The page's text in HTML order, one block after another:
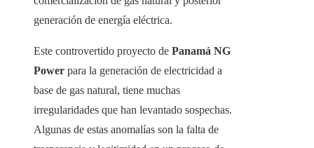
generación de energía eléctrica.
Este controvertido proyecto de Panamá NG
Power para la generación de electricidad a
base de gas natural, tiene muchas
irregularidades que han levantado sospechas.
Algunas de estas anomalías son la falta de